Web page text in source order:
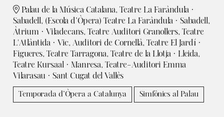
Palau de la Música Catalana, Teatre La Faràndula ·
Sabadell, (Escola d’Òpera) Teatre La Faràndula · Sabadell,
Àtrium · Viladecans, Teatre Auditori Granollers, Teatre
L'Atlàntida · Vic, Auditori de Cornellà, Teatre El Jardí ·
Figueres, Teatre Tarragona, Teatre de la Llotja · Lleida,
Teatre Kursaal · Manresa, Teatre-Auditori Emma
Vilarasau · Sant Cugat del Vallès
Temporada d’Òpera a Catalunya Simfònics al Palau